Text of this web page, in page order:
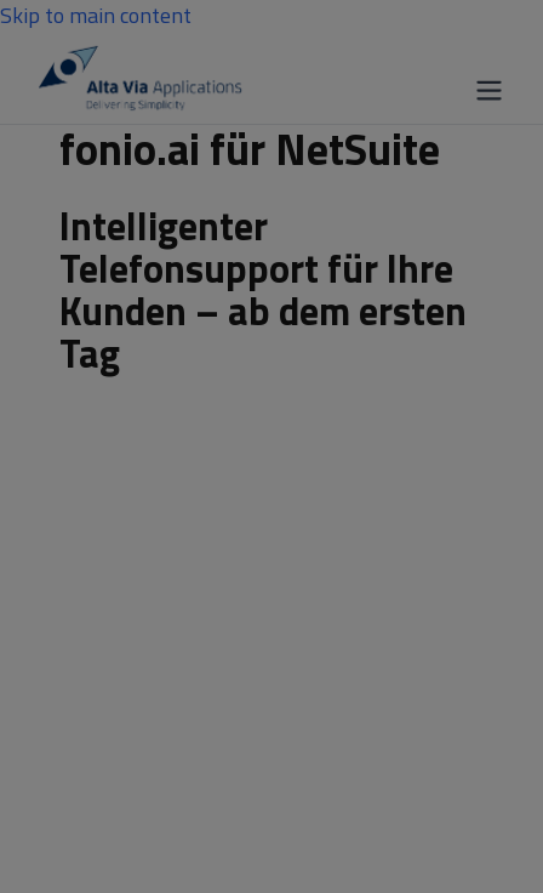
Skip to main content
fonio.ai für NetSuite
Intelligenter
Telefonsupport für Ihre
Kunden – ab dem ersten
Tag